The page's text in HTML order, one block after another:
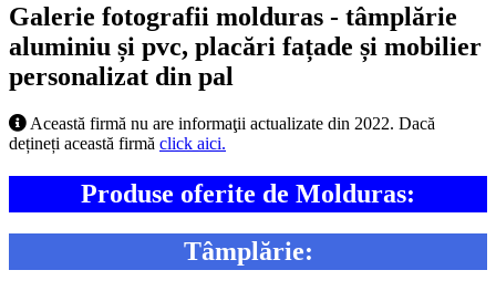
Galerie fotografii molduras - tâmplărie
aluminiu și pvc, placări fațade și mobilier
personalizat din pal
Această firmă nu are informaţii actualizate din 2022. Dacă
dețineți această firmă click aici.
Produse oferite de Molduras:
Tâmplărie: